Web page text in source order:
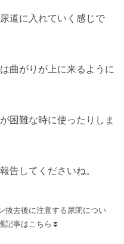
道に入れていく感じで
曲がりが上に来るように
困難な時に使ったりしま
告してくださいね。
抜去後に注意する尿閉につい
記事はこちら⏬